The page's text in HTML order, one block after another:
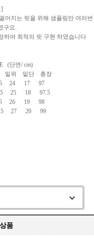
어지는 핏을 위해 샘플링만 여러번
구요.
하여 최적의 핏 구현 하였습니다
(단면/ cm)
위 밑단 총장
24 17 97
25 18 97.5
26 19 98
27 20 99
품